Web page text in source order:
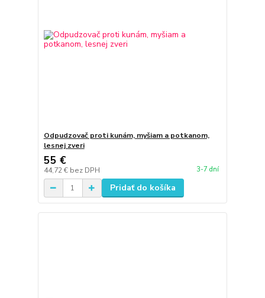
Odpudzovač proti kunám, myšiam a potkanom,
lesnej zveri
55 €
44,72 € bez DPH 3-7 dní
Pridať do košíka